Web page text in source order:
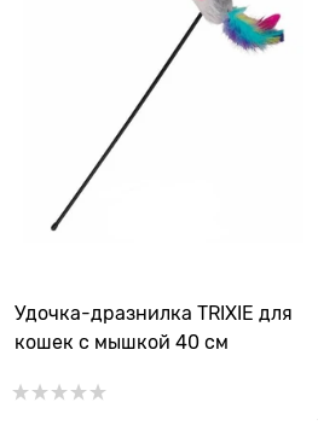
Удочка-дразнилка TRIXIE для
кошек с мышкой 40 см